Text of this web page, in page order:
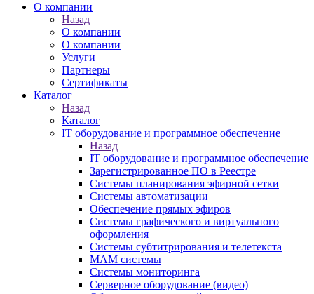
О компании
Назад
О компании
О компании
Услуги
Партнеры
Сертификаты
Каталог
Назад
Каталог
IT оборудование и программное обеспечение
Назад
IT оборудование и программное обеспечение
Зарегистрированное ПО в Реестре
Системы планирования эфирной сетки
Системы автоматизации
Обеспечение прямых эфиров
Системы графического и виртуального
оформления
Системы субтитрирования и телетекста
MAM системы
Системы мониторинга
Серверное оборудование (видео)